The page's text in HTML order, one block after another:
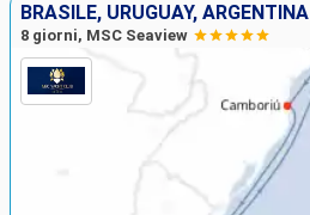
BRASILE, URUGUAY, ARGENTINA
8 giorni, MSC Seaview